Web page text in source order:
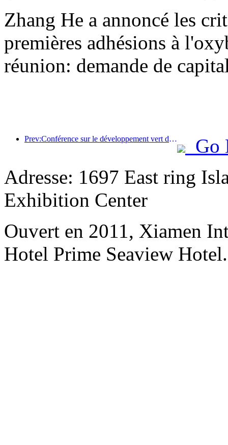
Zhang He a annoncé les
premières adhésions à
réunion: demande de
Prev:Conférence sur le développement vert de l'industrie hôtelière chinoise Guangzhou se termine
Go
Adresse: 1697 East ring
Exhibition Center
Ouvert en 2011, Xiamen
Hotel Prime Seaview Hotel.